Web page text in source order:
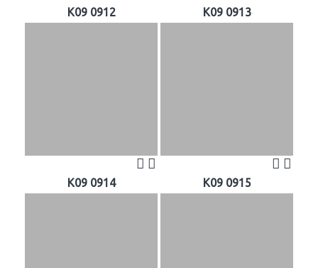
K09 0912 K09 0913
K09 0914 K09 0915